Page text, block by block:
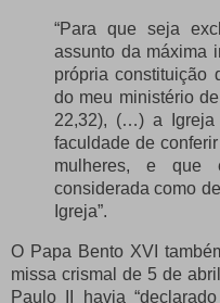
“Para que seja
assunto da máxima
própria constituição
do meu ministério
22,32), (…) a Igreja
faculdade de
mulheres, e que
considerada como
Igreja”.
O Papa Bento XVI
missa crismal de 5 de
Paulo II havia